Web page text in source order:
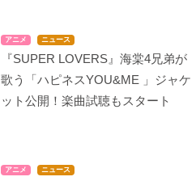
アニメ ニュース
『SUPER LOVERS』海棠4兄弟が
歌う「ハピネスYOU&ME 」ジャケ
ット公開！楽曲試聴もスタート
アニメ ニュース